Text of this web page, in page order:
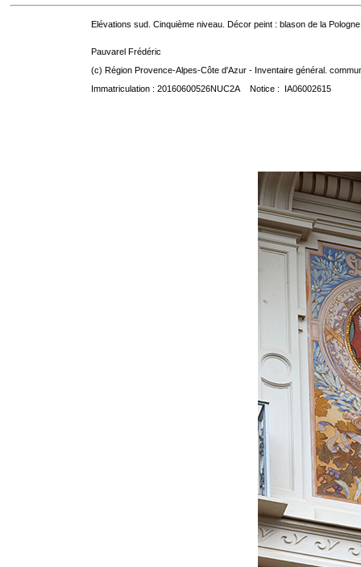
Elévations sud. Cinquième niveau. Décor peint : blason de la
Pauvarel Frédéric
(c) Région Provence-Alpes-Côte d'Azur - Inventaire général.
Immatriculation : 20160600526NUC2A Notice : IA06002615